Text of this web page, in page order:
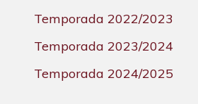
Temporada 2022/2023
Temporada 2023/2024
Temporada 2024/2025